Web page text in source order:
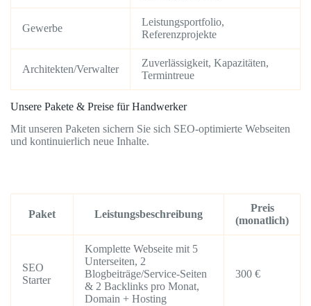
Gewerbe
Leistungsportfolio,
Referenzprojekte
Architekten/Verwalter
Zuverlässigkeit, Kapazitäten,
Termintreue
Unsere Pakete & Preise für Handwerker
Mit unseren Paketen sichern Sie sich SEO-optimierte Webseiten
und kontinuierlich neue Inhalte.
Paket Leistungsbeschreibung
Preis
(monatlich)
SEO
Starter
Komplette Webseite mit 5
Unterseiten, 2
Blogbeiträge/Service-Seiten
& 2 Backlinks pro Monat,
Domain + Hosting
300 €